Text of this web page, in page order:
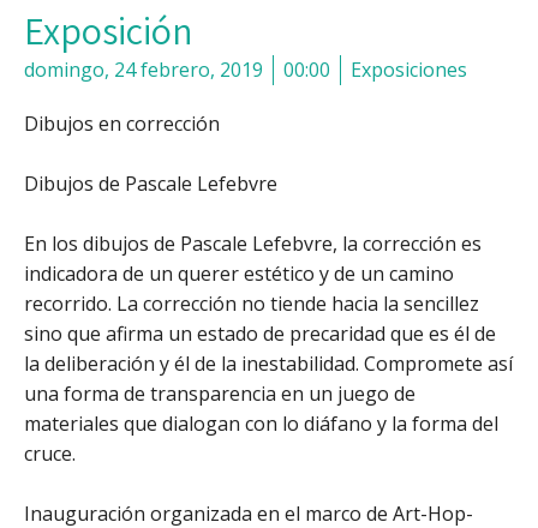
Exposición
domingo, 24 febrero, 2019 00:00 Exposiciones
Dibujos en corrección
Dibujos de Pascale Lefebvre
En los dibujos de Pascale Lefebvre, la corrección es
indicadora de un querer estético y de un camino
recorrido. La corrección no tiende hacia la sencillez
sino que afirma un estado de precaridad que es él de
la deliberación y él de la inestabilidad. Compromete así
una forma de transparencia en un juego de
materiales que dialogan con lo diáfano y la forma del
cruce.
Inauguración organizada en el marco de Art-Hop-